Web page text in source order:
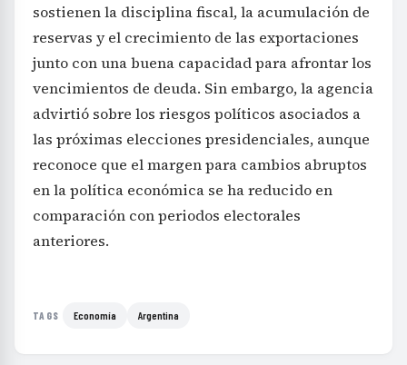
sostienen la disciplina fiscal, la acumulación de
reservas y el crecimiento de las exportaciones
junto con una buena capacidad para afrontar los
vencimientos de deuda. Sin embargo, la agencia
advirtió sobre los riesgos políticos asociados a
las próximas elecciones presidenciales, aunque
reconoce que el margen para cambios abruptos
en la política económica se ha reducido en
comparación con periodos electorales
anteriores.
TAGS Economía Argentina